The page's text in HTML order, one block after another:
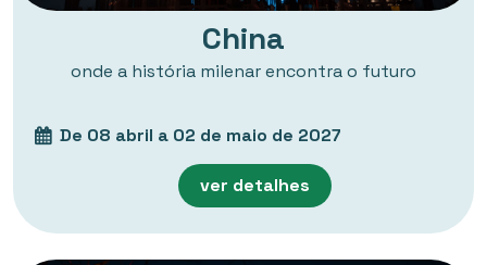
China
onde a história milenar encontra o futuro
De 08 abril a 02 de maio de 2027
ver detalhes